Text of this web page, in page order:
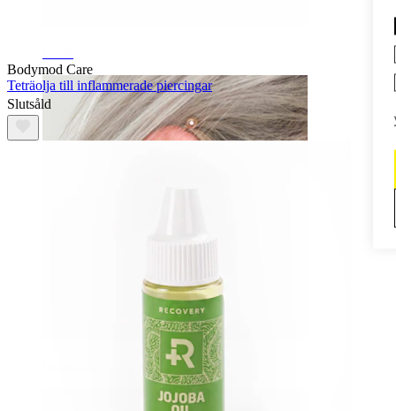
Bodymod Care
Teträolja till inflammerade piercingar
Slutsåld